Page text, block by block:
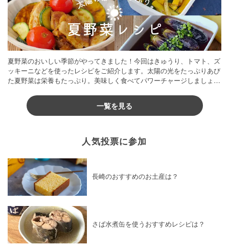
夏野菜のおいしい季節がやってきました！今回はきゅうり、トマト、ズ
ッキーニなどを使ったレシピをご紹介します。太陽の光をたっぷりあび
た夏野菜は栄養もたっぷり。美味しく食べてパワーチャージしましょう
一覧を見る
人気投票に参加
長崎のおすすめのお土産は？
さば水煮缶を使うおすすめレシピは？